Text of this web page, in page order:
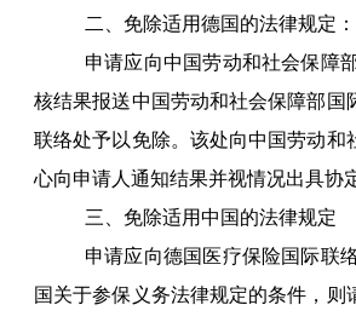
二、免除适用德国的法律规定：
申请应向中国劳动和社会保障
核结果报送中国劳动和社会保障部
联络处予以免除。该处向中国劳动
心向申请人通知结果并视情况出具协
三、免除适用中国的法律规定
申请应向德国医疗保险国际联
国关于参保义务法律规定的条件，